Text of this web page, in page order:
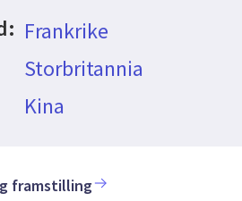
Frankrike
Storbritannia
Kina
framstilling